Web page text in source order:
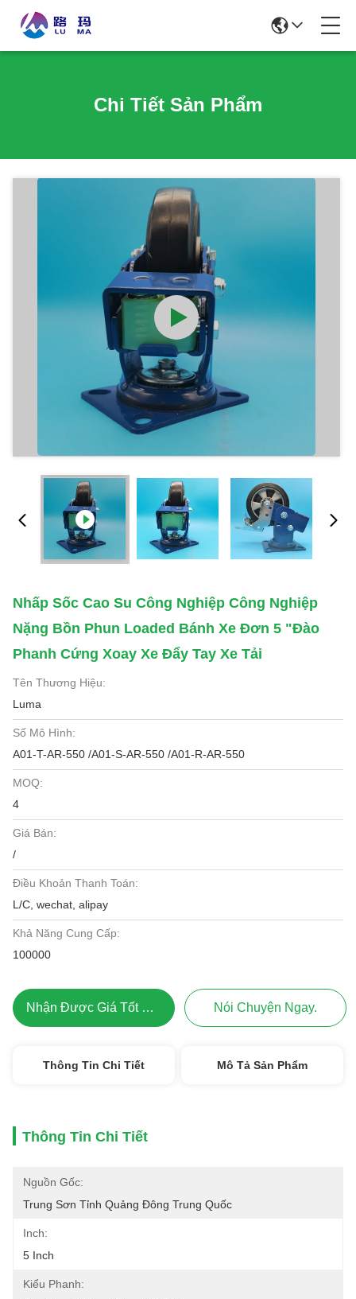
Chi Tiết Sản Phẩm
Nhấp Sốc Cao Su Công Nghiệp Công Nghiệp
Nặng Bồn Phun Loaded Bánh Xe Đơn 5 "đào
Phanh Cứng Xoay Xe Đẩy Tay Xe Tải
Tên Thương Hiệu:
Luma
Số Mô Hình:
A01-T-AR-550 /A01-S-AR-550 /A01-R-AR-550
MOQ:
4
Giá Bán:
/
Điều Khoản Thanh Toán:
L/C, wechat, alipay
Khả Năng Cung Cấp:
100000
Nhận Được Giá Tốt Nhất Nói Chuyện Ngay.
Thông Tin Chi Tiết Mô Tả Sản Phẩm
Thông Tin Chi Tiết
Nguồn Gốc:
Trung Sơn Tỉnh Quảng Đông Trung Quốc
Inch:
5 Inch
Kiểu Phanh: